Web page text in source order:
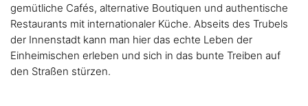
gemütliche Cafés, alternative Boutiquen und authentische
Restaurants mit internationaler Küche. Abseits des Trubels
der Innenstadt kann man hier das echte Leben der
Einheimischen erleben und sich in das bunte Treiben auf
den Straßen stürzen.